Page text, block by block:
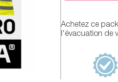
Achetez ce
l'évacuation de